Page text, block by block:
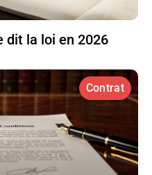
dit la loi en 2026
Contrat